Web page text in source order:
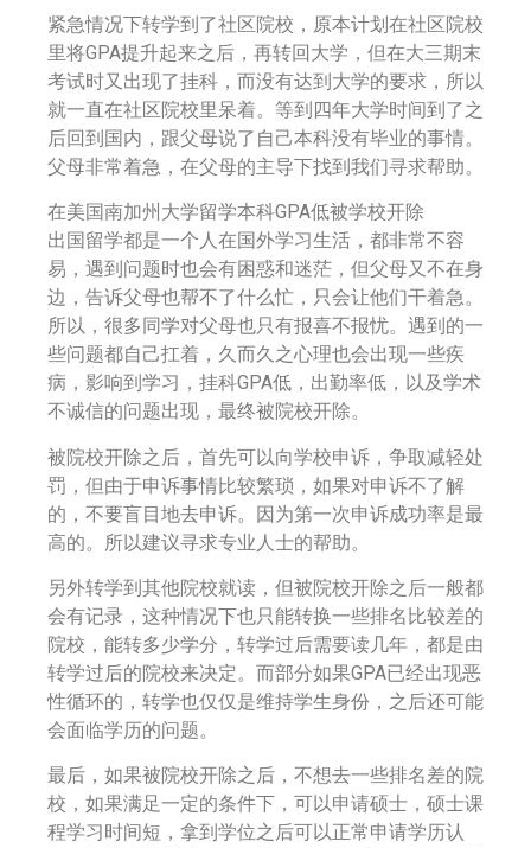
紧急情况下转学到了社区院校，原本计划在社区院校
里将GPA提升起来之后，再转回大学，但在大三期末
考试时又出现了挂科，而没有达到大学的要求，所以
就一直在社区院校里呆着。等到四年大学时间到了之
后回到国内，跟父母说了自己本科没有毕业的事情。
父母非常着急，在父母的主导下找到我们寻求帮助。
在美国南加州大学留学本科GPA低被学校开除
出国留学都是一个人在国外学习生活，都非常不容
易，遇到问题时也会有困惑和迷茫，但父母又不在身
边，告诉父母也帮不了什么忙，只会让他们干着急。
所以，很多同学对父母也只有报喜不报忧。遇到的一
些问题都自己扛着，久而久之心理也会出现一些疾
病，影响到学习，挂科GPA低，出勤率低，以及学术
不诚信的问题出现，最终被院校开除。
被院校开除之后，首先可以向学校申诉，争取减轻处
罚，但由于申诉事情比较繁琐，如果对申诉不了解
的，不要盲目地去申诉。因为第一次申诉成功率是最
高的。所以建议寻求专业人士的帮助。
另外转学到其他院校就读，但被院校开除之后一般都
会有记录，这种情况下也只能转换一些排名比较差的
院校，能转多少学分，转学过后需要读几年，都是由
转学过后的院校来决定。而部分如果GPA已经出现恶
性循环的，转学也仅仅是维持学生身份，之后还可能
会面临学历的问题。
最后，如果被院校开除之后，不想去一些排名差的院
校，如果满足一定的条件下，可以申请硕士，硕士课
程学习时间短，拿到学位之后可以正常申请学历认